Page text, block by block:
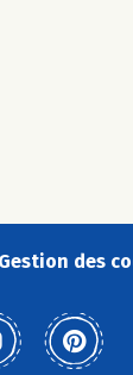
Gestion des